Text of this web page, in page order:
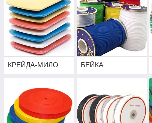
КРЕЙДА-МИЛО БЕЙКА